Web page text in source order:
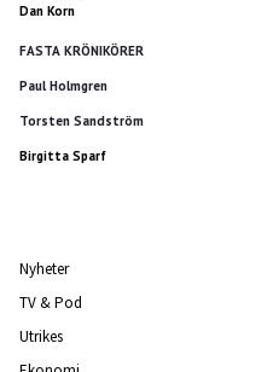
Dan Korn
FASTA KRÖNIKÖRER
Paul Holmgren
Torsten Sandström
Birgitta Sparf
Nyheter
TV & Pod
Utrikes